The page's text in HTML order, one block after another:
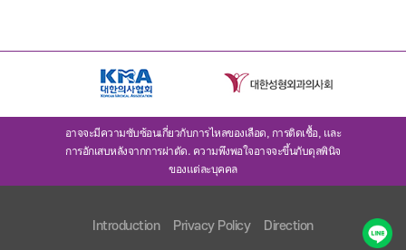
อาจจะมีความซับซ้อนเกี่ยวกับการไหลของเลือด, การติดเชื้อ, และ
การอักเสบหลังจากการผ่าตัด. ความพึงพอใจอาจจะขึ้นกับดุลพินิจ
ของแต่ละบุคคล
Introduction Privacy Policy Direction